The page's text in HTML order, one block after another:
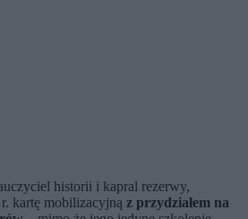
historii i kapral rezerwy,
kartę mobilizacyjną z przydziałem na